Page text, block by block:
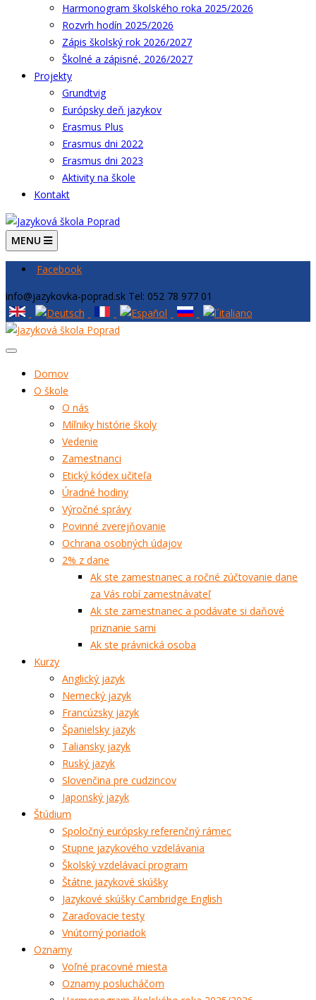
Harmonogram školského roka 2025/2026
Rozvrh hodín 2025/2026
Zápis školský rok 2026/2027
Školné a zápisné, 2026/2027
Projekty
Grundtvig
Európsky deň jazykov
Erasmus Plus
Erasmus dni 2022
Erasmus dni 2023
Aktivity na škole
Kontakt
MENU
Facebook
info@jazykovka-poprad.sk Tel: 052 78 977 01
Domov
O škole
O nás
Míľniky histórie školy
Vedenie
Zamestnanci
Etický kódex učiteľa
Úradné hodiny
Výročné správy
Povinné zverejňovanie
Ochrana osobných údajov
2% z dane
Ak ste zamestnanec a ročné zúčtovanie dane
za Vás robí zamestnávateľ
Ak ste zamestnanec a podávate si daňové
priznanie sami
Ak ste právnická osoba
Kurzy
Anglický jazyk
Nemecký jazyk
Francúzsky jazyk
Španielsky jazyk
Taliansky jazyk
Ruský jazyk
Slovenčina pre cudzincov
Japonský jazyk
Štúdium
Spoločný európsky referenčný rámec
Stupne jazykového vzdelávania
Školský vzdelávací program
Štátne jazykové skúšky
Jazykové skúšky Cambridge English
Zaraďovacie testy
Vnútorný poriadok
Oznamy
Voľné pracovné miesta
Oznamy poslucháčom